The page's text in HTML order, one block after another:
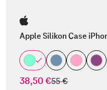
Apple Silikon Case
38,50 €statt
55 €